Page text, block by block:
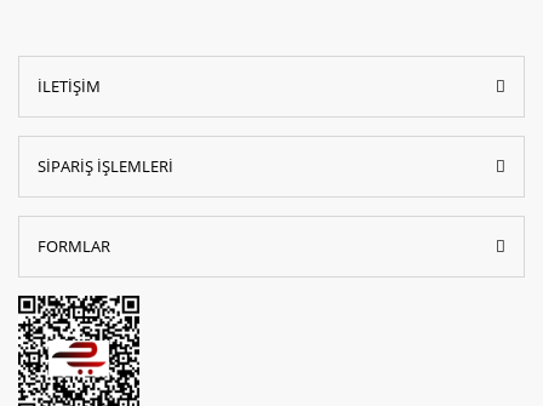
İLETİŞİM
SİPARİŞ İŞLEMLERİ
FORMLAR